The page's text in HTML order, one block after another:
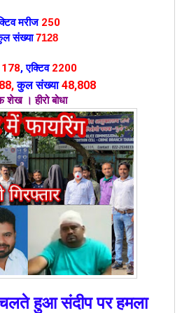
मरीज250
संख्या7128
178,एक्टिव2200
,कुल संख्या48,808
। हीरो बोधा
चलते हुआ संदीप पर हमला